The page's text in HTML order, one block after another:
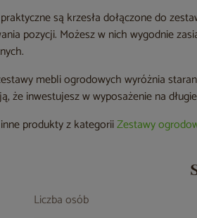
są krzesła dołączone do
pozycji. Możesz w nich wygodnie
mebli ogrodowych wyróżnia
że inwestujesz w wyposażenie na
produkty z kategoriiZestawy
Liczba osób